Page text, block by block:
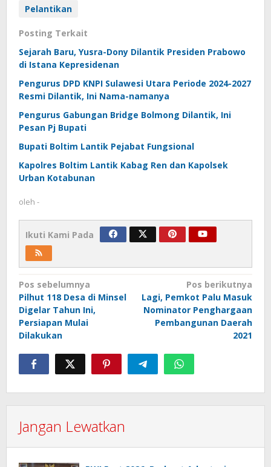
Pelantikan
Posting Terkait
Sejarah Baru, Yusra-Dony Dilantik Presiden Prabowo
di Istana Kepresidenan
Pengurus DPD KNPI Sulawesi Utara Periode 2024-2027
Resmi Dilantik, Ini Nama-namanya
Pengurus Gabungan Bridge Bolmong Dilantik, Ini
Pesan Pj Bupati
Bupati Boltim Lantik Pejabat Fungsional
Kapolres Boltim Lantik Kabag Ren dan Kapolsek
Urban Kotabunan
oleh -
Ikuti Kami Pada
Navigasi
pos
Pos sebelumnya
Pilhut 118 Desa di Minsel
Digelar Tahun Ini,
Persiapan Mulai
Dilakukan
Pos berikutnya
Lagi, Pemkot Palu Masuk
Nominator Penghargaan
Pembangunan Daerah
2021
Jangan Lewatkan